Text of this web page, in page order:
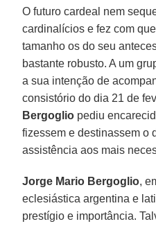
O futuro cardeal nem
cardinalícios e fez com
tamanho os do seu
bastante robusto. A um
a sua intenção de
consistório do dia 21 de
Bergoglio pediu
fizessem e destinassem o
assistência aos mais
Jorge Mario Bergoglio,
eclesiástica argentina e
prestígio e importância.